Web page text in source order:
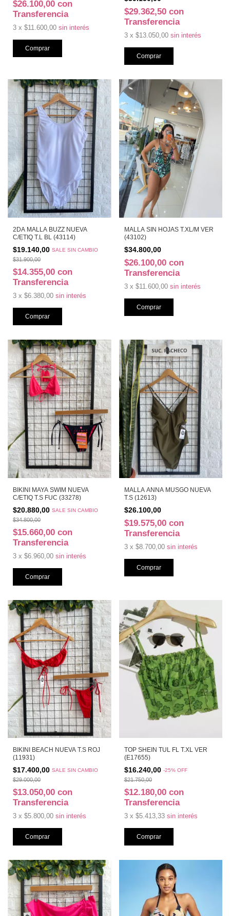
$26.100,00 con
Transferencia
3 x $11.600,00 sin interés
$29.362,50 con
Transferencia
3 x $13.050,00 sin interés
2DA MALLA BUZZ NUEVA
C/ETIQ T.L BL (43114)
$19.140,00 SALE SIN CAMBIO
$31.900,00
$14.355,00 con
Transferencia
3 x $6.380,00 sin interés
MALLA SIN HOJAS T.XL/M VER
(43102)
$34.800,00
$26.100,00 con
Transferencia
3 x $11.600,00 sin interés
BIKINI MAYA SWIM NUEVA
C/ETIQ T.S FUC (33278)
$20.880,00 SALE SIN CAMBIO
$34.800,00
$15.660,00 con
Transferencia
3 x $6.960,00 sin interés
MALLA ANNA MUSGO NUEVA
T.S (12613)
$26.100,00
$19.575,00 con
Transferencia
3 x $8.700,00 sin interés
BIKINI BEACH NUEVA T.S ROJ
(11931)
$17.400,00 SALE SIN CAMBIO
$29.000,00
$13.050,00 con
Transferencia
3 x $5.800,00 sin interés
TOP SHEIN TUL FL T.XL VER
(E17655)
$16.240,00 -25% OFF
$21.750,00
$12.180,00 con
Transferencia
3 x $5.413,33 sin interés